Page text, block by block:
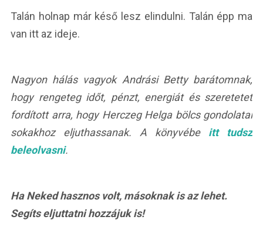
Talán holnap már késő lesz elindulni. Talán épp ma
van itt az ideje.
Nagyon hálás vagyok Andrási Betty barátomnak,
hogy rengeteg időt, pénzt, energiát és szeretetet
fordított arra, hogy Herczeg Helga bölcs gondolatai
sokakhoz eljuthassanak. A könyvébe itt tudsz
beleolvasni.
Ha Neked hasznos volt, másoknak is az lehet.
Segíts eljuttatni hozzájuk is!